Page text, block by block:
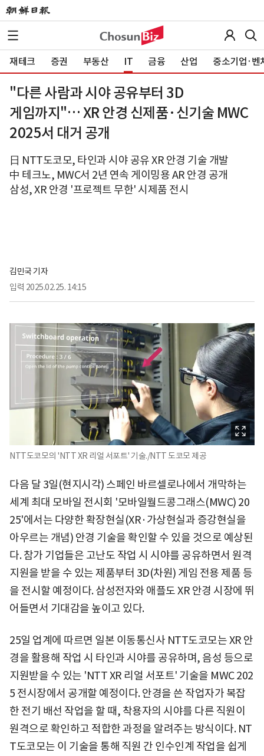
재테크 증권 부동산 IT 금융 산업 중소기업·벤
"다른 사람과 시야 공유부터 3D
게임까지"… XR 안경 신제품·신기술 MWC
2025서 대거 공개
日 NTT도코모, 타인과 시야 공유 XR 안경 기술 개발
中 테크노, MWC서 2년 연속 게이밍용 AR 안경 공개
삼성, XR 안경 '프로젝트 무한' 시제품 전시
김민국 기자
입력 2025.02.25. 14:15
NTT도코모의 'NTT XR 리얼 서포트' 기술./NTT 도코모 제공
다음 달 3일(현지시각) 스페인 바르셀로나에서 개막하는
세계 최대 모바일 전시회 '모바일월드콩그래스(MWC) 20
25'에서는 다양한 확장현실(XR·가상현실과 증강현실을
아우르는 개념) 안경 기술을 확인할 수 있을 것으로 예상된
다. 참가 기업들은 고난도 작업 시 시야를 공유하면서 원격
지원을 받을 수 있는 제품부터 3D(차원) 게임 전용 제품 등
을 전시할 예정이다. 삼성전자와 애플도 XR 안경 시장에 뛰
어들면서 기대감을 높이고 있다.
25일 업계에 따르면 일본 이동통신사 NTT도코모는 XR 안
경을 활용해 작업 시 타인과 시야를 공유하며, 음성 등으로
지원받을 수 있는 'NTT XR 리얼 서포트' 기술을 MWC 202
5 전시장에서 공개할 예정이다. 안경을 쓴 작업자가 복잡
한 전기 배선 작업을 할 때, 착용자의 시야를 다른 직원이
원격으로 확인하고 적합한 과정을 알려주는 방식이다. NT
T도코모는 이 기술을 통해 직원 간 인수인계 작업을 쉽게